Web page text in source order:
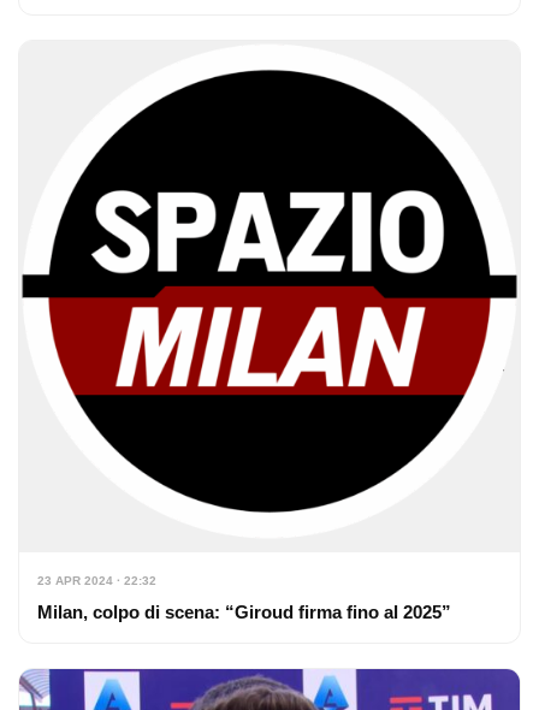
23 APR 2024 · 22:32
Milan, colpo di scena: “Giroud firma fino al 2025”